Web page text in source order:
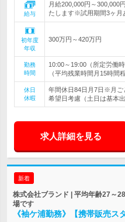
給与
月給200,000円～300,000
たします※試用期間3ヶ月
初年度
年収
300万円～420万円
勤務
時間
10:00～19:00（所定労働
（平均残業時間月15時間
休日
休暇
年間休日84日月7日※月ご
希望日考慮（土日は基本
求人詳細を見る
新着
株式会社ブランド | 平均年齢27～
場です
《袖ケ浦勤務》【携帯販売